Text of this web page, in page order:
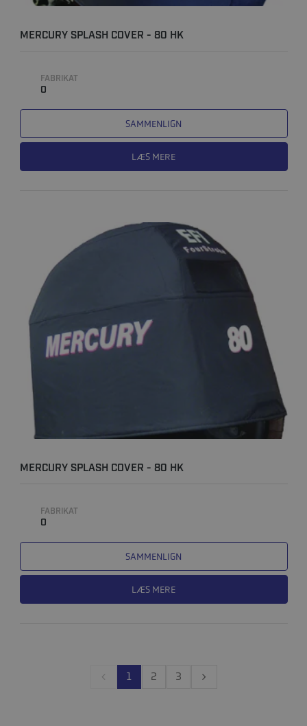
MERCURY SPLASH COVER - 80 HK
FABRIKAT
0
SAMMENLIGN
LÆS MERE
MERCURY SPLASH COVER - 80 HK
FABRIKAT
0
SAMMENLIGN
LÆS MERE
1 2 3